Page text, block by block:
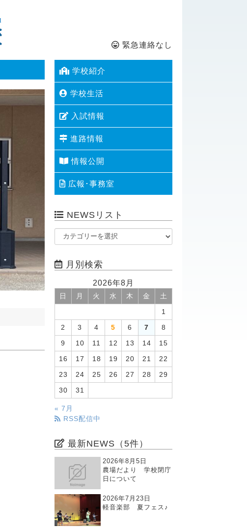
緊急連絡なし
学校紹介
学校生活
入試情報
進路情報
情報公開
広報･事務室
NEWSリスト
月別検索
2026年8月
日 月 火 水 木 金 土
1
2 3 4 5 6 7 8
9 10 11 12 13 14 15
16 17 18 19 20 21 22
23 24 25 26 27 28 29
30 31
« 7月
RSS配信中
最新NEWS（5件）
2026年8月5日
農場だより 学校閉庁
日について
2026年7月23日
軽音楽部 夏フェス♪